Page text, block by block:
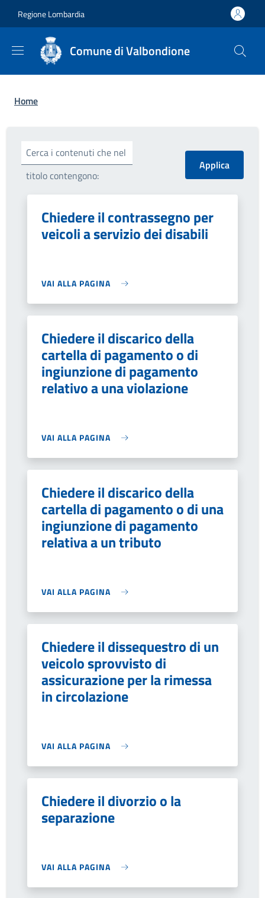
Regione Lombardia
Comune di Valbondione
Briciole di pane
Home
Cerca i contenuti che nel
titolo contengono:
Chiedere il contrassegno per
veicoli a servizio dei disabili
VAI ALLA PAGINA
Chiedere il discarico della
cartella di pagamento o di
ingiunzione di pagamento
relativo a una violazione
VAI ALLA PAGINA
Chiedere il discarico della
cartella di pagamento o di una
ingiunzione di pagamento
relativa a un tributo
VAI ALLA PAGINA
Chiedere il dissequestro di un
veicolo sprovvisto di
assicurazione per la rimessa
in circolazione
VAI ALLA PAGINA
Chiedere il divorzio o la
separazione
VAI ALLA PAGINA